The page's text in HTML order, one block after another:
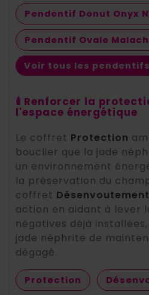
Pendentif Donut Onyx
Pendentif Ovale
Voir tous les pendentifs
🕯️ Renforcer la
l'espace énergétique
Le coffret Protection
bouclier que la jade
un environnement
la préservation du
coffret Désenvoutement
action en aidant à lever
négatives déjà
jade néphrite de
dégagé.
Protection